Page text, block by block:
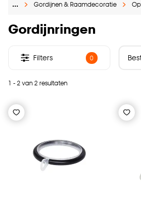
Gratis raam advies en
… Gordijnen & Raamdecoratie
Gordijnringen
1 - 2 van 2 resultaten
Filters 0